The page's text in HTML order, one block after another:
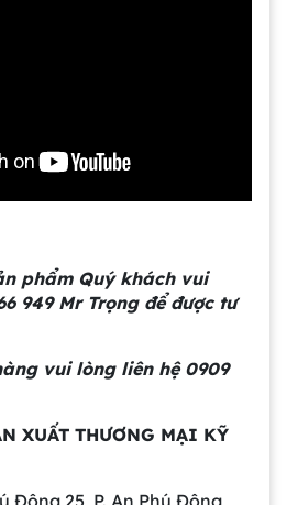
phẩm Quý khách vui
949 Mr Trọng để được tư
vui lòng liên hệ 0909
XUẤT THƯƠNG MẠI KỸ
chọn mua hiệu quả
trộn bồn bể công nghiệp
thực phẩm 8000 lít là gì? Cấu tạo,
lý do nên dùng inox
chế biến thực phẩm hiện